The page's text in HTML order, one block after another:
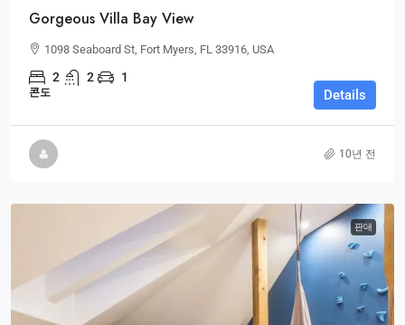
Gorgeous Villa Bay View
1098 Seaboard St, Fort Myers, FL 33916, USA
2 2 1
콘도 Details
10년 전
판매